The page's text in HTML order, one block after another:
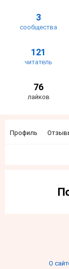
3
сообщества
121
читатель
76
лайков
Профиль
О